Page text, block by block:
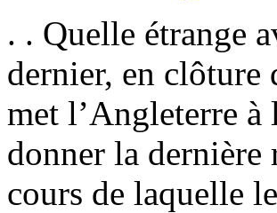
. . Quelle étrange
dernier, en clôture
met l’Angleterre à
donner la dernière
cours de laquelle